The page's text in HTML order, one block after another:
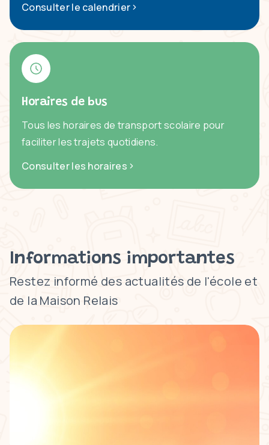
Consulter le calendrier
Horaires de bus
Tous les horaires de transport scolaire pour
faciliter les trajets quotidiens.
Consulter les horaires
Informations importantes
Restez informé des actualités de l'école et
de la Maison Relais